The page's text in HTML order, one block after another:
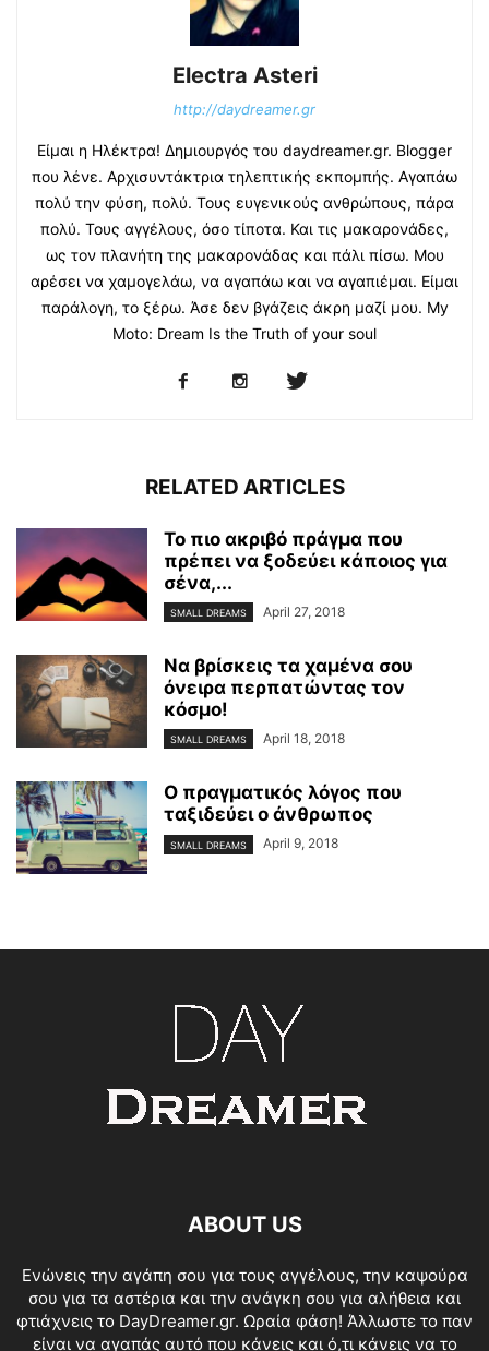
Electra Asteri
http://daydreamer.gr
Είμαι η Ηλέκτρα! Δημιουργός του daydreamer.gr. Blogger
που λένε. Αρχισυντάκτρια τηλεπτικής εκπομπής. Αγαπάω
πολύ την φύση, πολύ. Τους ευγενικούς ανθρώπους, πάρα
πολύ. Τους αγγέλους, όσο τίποτα. Και τις μακαρονάδες,
ως τον πλανήτη της μακαρονάδας και πάλι πίσω. Μου
αρέσει να χαμογελάω, να αγαπάω και να αγαπιέμαι. Είμαι
παράλογη, το ξέρω. Άσε δεν βγάζεις άκρη μαζί μου. My
Moto: Dream Is the Truth of your soul
RELATED ARTICLES
Το πιο ακριβό πράγμα που
πρέπει να ξοδεύει κάποιος για
σένα,...
SMALL DREAMS April 27, 2018
Να βρίσκεις τα χαμένα σου
όνειρα περπατώντας τον
κόσμο!
SMALL DREAMS April 18, 2018
Ο πραγματικός λόγος που
ταξιδεύει ο άνθρωπος
SMALL DREAMS April 9, 2018
ABOUT US
Ενώνεις την αγάπη σου για τους αγγέλους, την καψούρα
σου για τα αστέρια και την ανάγκη σου για αλήθεια και
φτιάχνεις το DayDreamer.gr. Ωραία φάση! Άλλωστε το παν
είναι να αγαπάς αυτό που κάνεις και ό,τι κάνεις να το